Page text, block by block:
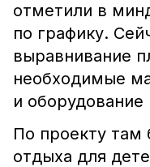
отметили в
по графику.
выравнивание
необходимые
и оборудование
По проекту там
отдыха для